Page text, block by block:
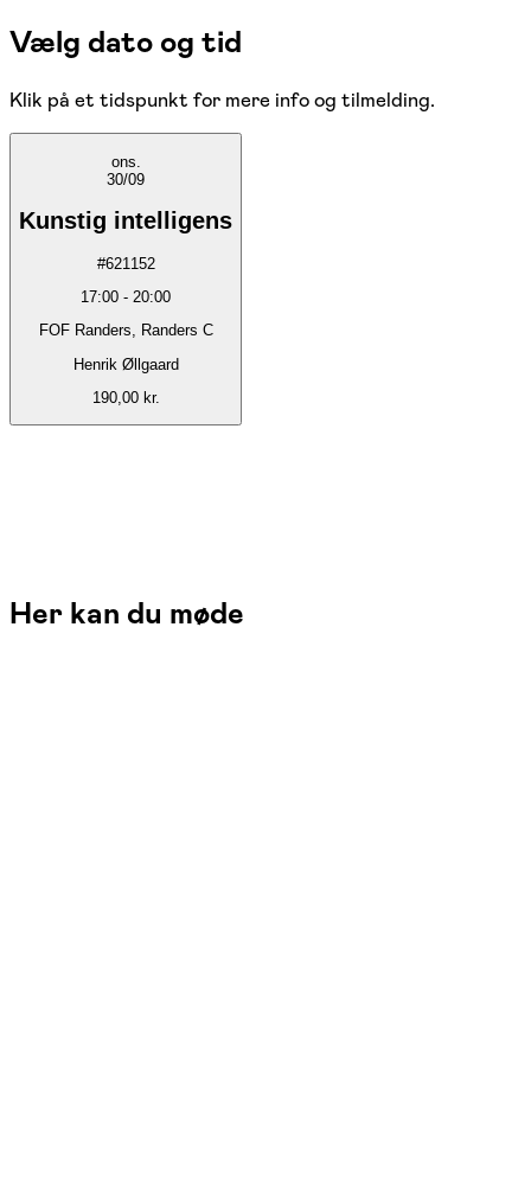
Vælg dato og tid
Klik på et tidspunkt for mere info og tilmelding.
ons.
30/09
Kunstig intelligens
#621152
17:00 - 20:00
FOF Randers, Randers C
Henrik Øllgaard
190,00 kr.
Her kan du møde